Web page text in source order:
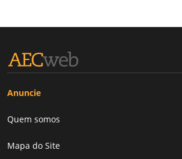
Anuncie
Quem somos
Mapa do Site